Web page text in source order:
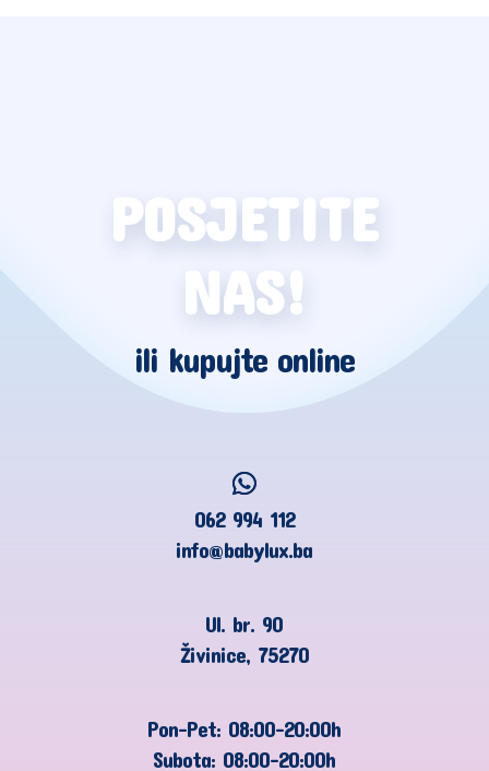
POSJETITE
NAS!
ili kupujte online
062 994 112
info@babylux.ba
Ul. br. 90
Živinice, 75270
Pon-Pet: 08:00-20:00h
Subota: 08:00-20:00h